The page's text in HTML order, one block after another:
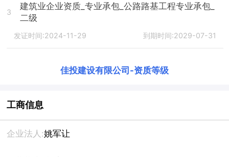
3
建筑业企业资质_专业承包_公路路基工程专业承包_
二级
发证时间:2024-11-29 到期时间:2029-07-31
佳投建设有限公司 -资质等级
工商信息
企业法人:姚军让